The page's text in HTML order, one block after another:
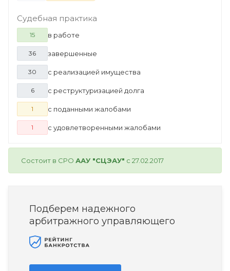
Судебная практика
15 в работе
36 завершенные
30 с реализацией имущества
6 с реструктуризацией долга
1 с поданными жалобами
1 с удовлетворенными жалобами
Состоит в СРО ААУ "СЦЭАУ" с 27.02.2017
Подберем надежного
арбитражного управляющего